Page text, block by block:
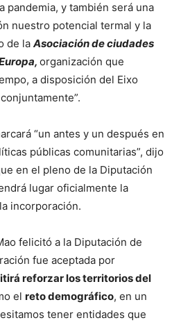
pandemia, y también será una
nuestro potencial termal y la
de la Asociación de ciudades
organización que
a disposición del Eixo
“un antes y un después en
públicas comunitarias”, dijo
en el pleno de la Diputación
lugar oficialmente la
incorporación.
felicitó a la Diputación de
fue aceptada por
reforzar los territorios del
el reto demográfico, en un
tener entidades que